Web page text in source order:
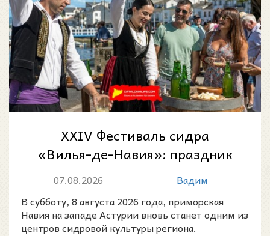
XXIV Фестиваль сидра
«Вилья-де-Навия»: праздник
астурийской сидровой
культуры 8 августа 20...
07.08.2026
Вадим
В субботу, 8 августа 2026 года, приморская
Навия на западе Астурии вновь станет одним из
центров сидровой культуры региона.